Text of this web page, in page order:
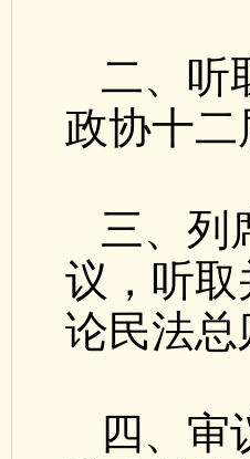
二、听
政协十
三、列
议，听
论民法总
四、审